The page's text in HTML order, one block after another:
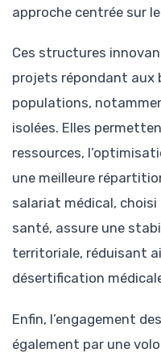
approche centrée sur
Ces structures
projets répondant aux
populations,
isolées. Elles
ressources,
une meilleure
salariat médical,
santé, assure une
territoriale, réduisant
désertification
Enfin, l’engagement
également par une